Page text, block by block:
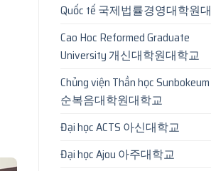
Quốc tế 국제법률경영대학원대
Cao Hoc Reformed Graduate
University 개신대학원대학교
Chủng viện Thần học Sunbokeum
순복음대학원대학교
Đại học ACTS 아신대학교
Đại học Ajou 아주대학교